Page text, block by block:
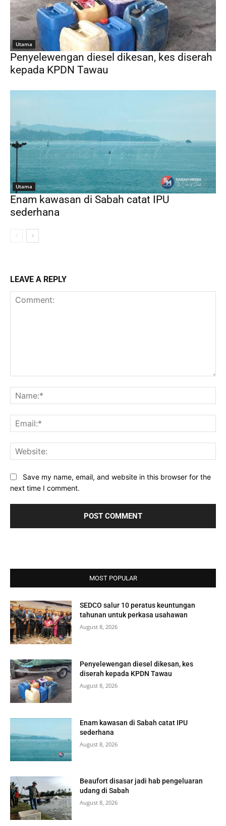
Utama
Penyelewengan diesel dikesan, kes diserah
kepada KPDN Tawau
Utama
Enam kawasan di Sabah catat IPU
sederhana
LEAVE A REPLY
Save my name, email, and website in this browser for the
next time I comment.
MOST POPULAR
SEDCO salur 10 peratus keuntungan
tahunan untuk perkasa usahawan
August 8, 2026
Penyelewengan diesel dikesan, kes
diserah kepada KPDN Tawau
August 8, 2026
Enam kawasan di Sabah catat IPU
sederhana
August 8, 2026
Beaufort disasar jadi hab pengeluaran
udang di Sabah
August 8, 2026